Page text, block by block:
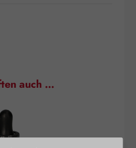
auch …